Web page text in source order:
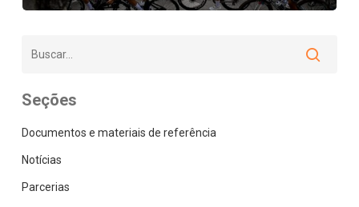
Seções
Documentos e materiais de referência
Notícias
Parcerias